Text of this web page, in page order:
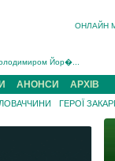
ОНЛАЙН
Йор�...
два роки �...
(ФОТО)[/gree...
(ФОТО)...
АНОНСИ АРХІВ
ГЕРОЇ